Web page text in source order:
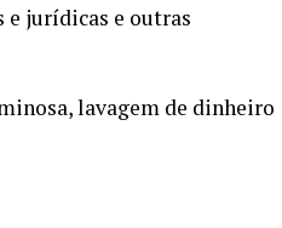
e jurídicas e outras
lavagem de dinheiro